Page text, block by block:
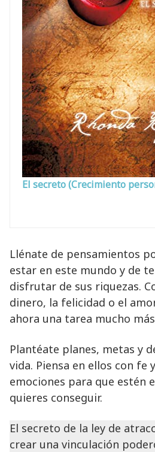
El secreto (Crecimiento
Llénate de pensamientos
estar en este mundo y de
disfrutar de sus riquezas.
dinero, la felicidad o el
ahora una tarea mucho
Plantéate planes, metas y
vida. Piensa en ellos con fe
emociones para que estén
quieres conseguir.
El secreto de la ley de
crear una vinculación